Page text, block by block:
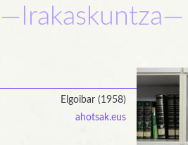
—Irakaskuntza—
Elgoibar (1958)
ahotsak.eus